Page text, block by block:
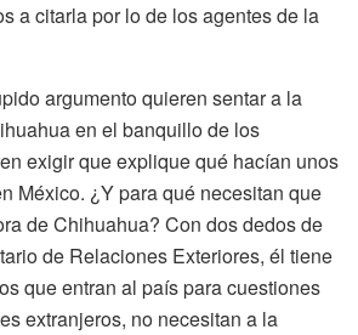
a citarla por lo de los agentes de la
argumento quieren sentar a la
en el banquillo de los
exigir que explique qué hacían unos
México. ¿Y para qué necesitan que
de Chihuahua? Con dos dedos de
de Relaciones Exteriores, él tiene
que entran al país para cuestiones
extranjeros, no necesitan a la